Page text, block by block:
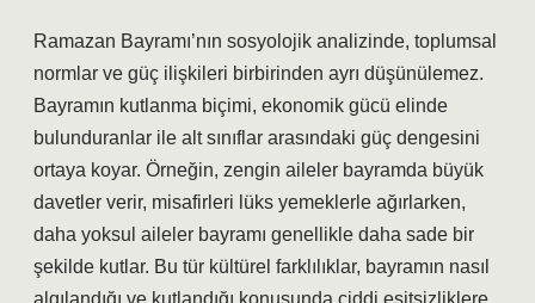
Ramazan Bayramı’nın sosyolojik analizinde, toplumsal
normlar ve güç ilişkileri birbirinden ayrı düşünülemez.
Bayramın kutlanma biçimi, ekonomik gücü elinde
bulunduranlar ile alt sınıflar arasındaki güç dengesini
ortaya koyar. Örneğin, zengin aileler bayramda büyük
davetler verir, misafirleri lüks yemeklerle ağırlarken,
daha yoksul aileler bayramı genellikle daha sade bir
şekilde kutlar. Bu tür kültürel farklılıklar, bayramın nasıl
algılandığı ve kutlandığı konusunda ciddi eşitsizliklere